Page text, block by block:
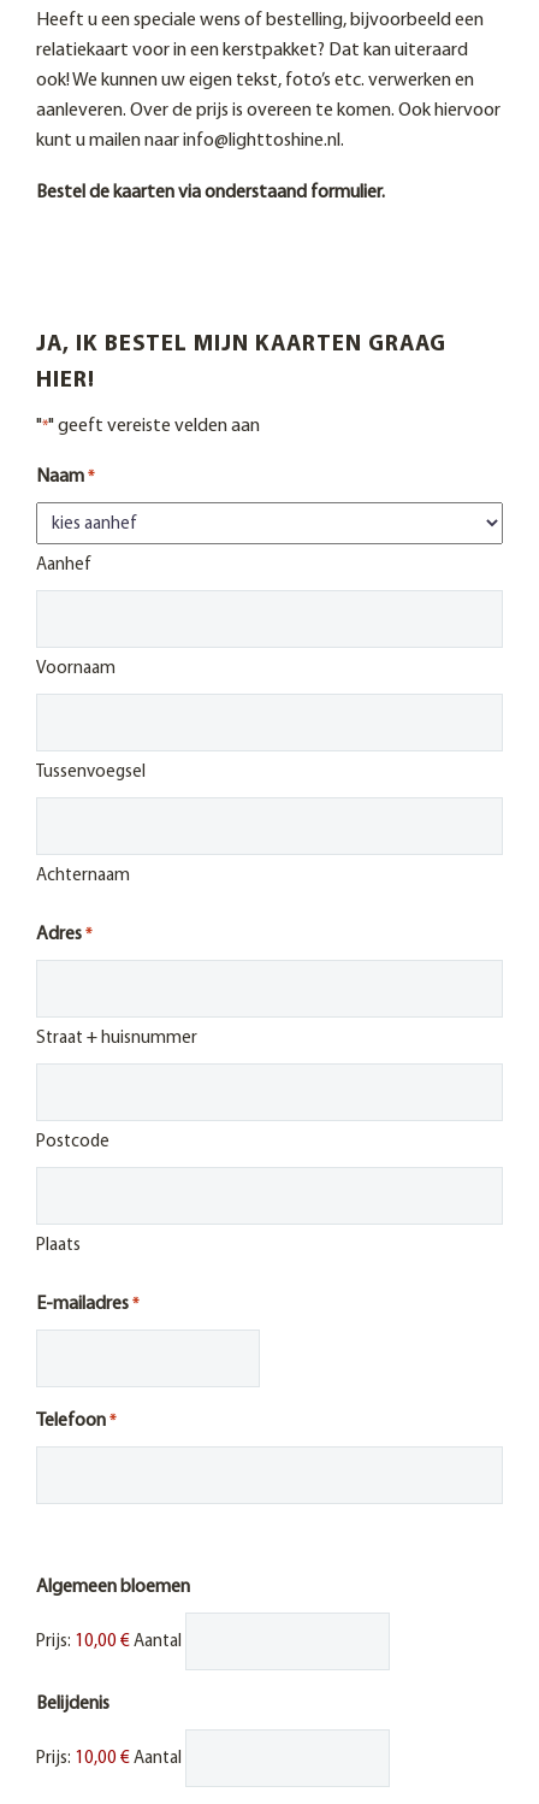
Heeft u een speciale wens of bestelling, bijvoorbeeld een
relatiekaart voor in een kerstpakket? Dat kan uiteraard
ook! We kunnen uw eigen tekst, foto’s etc. verwerken en
aanleveren. Over de prijs is overeen te komen. Ook hiervoor
kunt u mailen naar info@lighttoshine.nl.
Bestel de kaarten via onderstaand formulier.
JA, IK BESTEL MIJN KAARTEN GRAAG
HIER!
"*" geeft vereiste velden aan
Naam *
Aanhef
Voornaam
Tussenvoegsel
Achternaam
Adres *
Straat + huisnummer
Postcode
Plaats
E-mailadres *
Telefoon *
Algemeen bloemen
Prijs: 10,00 € Aantal
Belijdenis
Prijs: 10,00 € Aantal